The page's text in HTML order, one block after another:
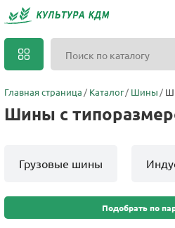
Главная страница Каталог Шины
Шины с
Грузовые шины
Подобрать по